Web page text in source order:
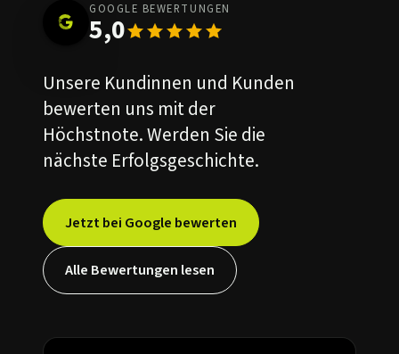
GOOGLE BEWERTUNGEN
5,0
Unsere Kundinnen und Kunden
bewerten uns mit der
Höchstnote. Werden Sie die
nächste Erfolgsgeschichte.
Jetzt bei Google bewerten
Alle Bewertungen lesen